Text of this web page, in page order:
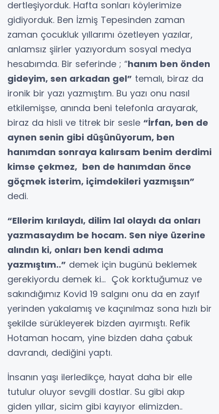
dertleşiyorduk. Hafta sonları köylerimize
gidiyorduk. Ben İzmiş Tepesinden zaman
zaman çocukluk yıllarımı özetleyen yazılar,
anlamsız şiirler yazıyordum sosyal medya
hesabımda. Bir seferinde ; “hanım ben önden
gideyim, sen arkadan gel” temalı, biraz da
ironik bir yazı yazmıştım. Bu yazı onu nasıl
etkilemişse, anında beni telefonla arayarak,
biraz da hisli ve titrek bir sesle “İrfan, ben de
aynen senin gibi düşünüyorum, ben
hanımdan sonraya kalırsam benim derdimi
kimse çekmez, ben de hanımdan önce
göçmek isterim, içimdekileri yazmışsın”
dedi.
“Ellerim kırılaydı, dilim lal olaydı da onları
yazmasaydım be hocam. Sen niye üzerine
alındın ki, onları ben kendi adıma
yazmıştım..” demek için bugünü beklemek
gerekiyordu demek ki… Çok korktuğumuz ve
sakındığımız Kovid 19 salgını onu da en zayıf
yerinden yakalamış ve kaçınılmaz sona hızlı bir
şekilde sürükleyerek bizden ayırmıştı. Refik
Hotaman hocam, yine bizden daha çabuk
davrandı, dediğini yaptı.
İnsanın yaşı ilerledikçe, hayat daha bir elle
tutulur oluyor sevgili dostlar. Su gibi akıp
giden yıllar, sicim gibi kayıyor elimizden..